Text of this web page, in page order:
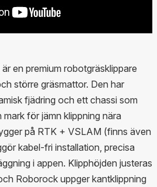
en premium robotgräsklippare
större gräsmattor. Den har
fjädring och ett chassi som
för jämn klippning nära
på RTK + VSLAM (finns även
kabel-fri installation, precisa
i appen. Klipphöjden justeras
Roborock uppger kantklippning